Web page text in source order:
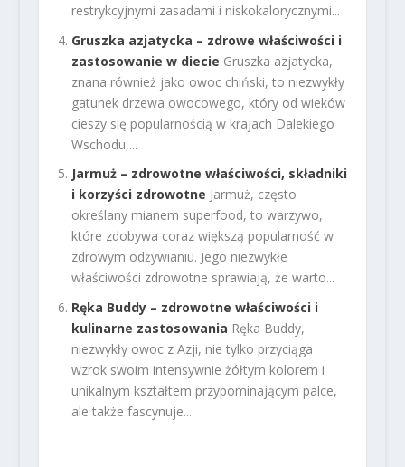
restrykcyjnymi zasadami i niskokalorycznymi...
Gruszka azjatycka – zdrowe właściwości i
zastosowanie w diecie Gruszka azjatycka,
znana również jako owoc chiński, to niezwykły
gatunek drzewa owocowego, który od wieków
cieszy się popularnością w krajach Dalekiego
Wschodu,...
Jarmuż – zdrowotne właściwości, składniki
i korzyści zdrowotne Jarmuż, często
określany mianem superfood, to warzywo,
które zdobywa coraz większą popularność w
zdrowym odżywianiu. Jego niezwykłe
właściwości zdrowotne sprawiają, że warto...
Ręka Buddy – zdrowotne właściwości i
kulinarne zastosowania Ręka Buddy,
niezwykły owoc z Azji, nie tylko przyciąga
wzrok swoim intensywnie żółtym kolorem i
unikalnym kształtem przypominającym palce,
ale także fascynuje...